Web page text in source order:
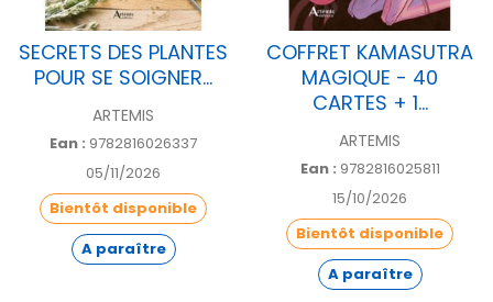
SECRETS DES PLANTES
POUR SE SOIGNER...
ARTEMIS
Ean : 9782816026337
05/11/2026
Bientôt disponible
A paraître
COFFRET KAMASUTRA
MAGIQUE - 40
CARTES + 1...
ARTEMIS
Ean : 9782816025811
15/10/2026
Bientôt disponible
A paraître